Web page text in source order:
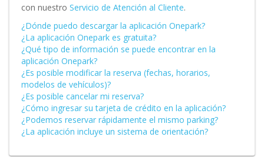
con nuestro Servicio de Atención al Cliente.
¿Dónde puedo descargar la aplicación Onepark?
¿La aplicación Onepark es gratuita?
¿Qué tipo de información se puede encontrar en la
aplicación Onepark?
¿Es posible modificar la reserva (fechas, horarios,
modelos de vehículos)?
¿Es posible cancelar mi reserva?
¿Cómo ingresar su tarjeta de crédito en la aplicación?
¿Podemos reservar rápidamente el mismo parking?
¿La aplicación incluye un sistema de orientación?